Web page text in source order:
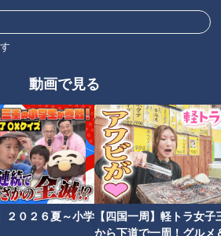
動画で見る
２０２６夏～小学【四国一周】軽トラ女子
から下道で一周！グルメ
ル #CBC
ボーズ・３株式會社
の記事の画像を見る
たへのおすすめ